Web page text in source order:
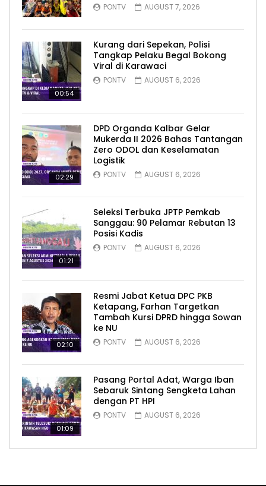
PONTV AUGUST 7, 2026
00:54
Kurang dari Sepekan, Polisi
Tangkap Pelaku Begal Bokong
Viral di Karawaci
PONTV AUGUST 6, 2026
02:29
DPD Organda Kalbar Gelar
Mukerda II 2026 Bahas Tantangan
Zero ODOL dan Keselamatan
Logistik
PONTV AUGUST 6, 2026
01:21
Seleksi Terbuka JPTP Pemkab
Sanggau: 90 Pelamar Rebutan 13
Posisi Kadis
PONTV AUGUST 6, 2026
02:10
Resmi Jabat Ketua DPC PKB
Ketapang, Farhan Targetkan
Tambah Kursi DPRD hingga Sowan
ke NU
PONTV AUGUST 6, 2026
01:09
Pasang Portal Adat, Warga Iban
Sebaruk Sintang Sengketa Lahan
dengan PT HPI
PONTV AUGUST 6, 2026